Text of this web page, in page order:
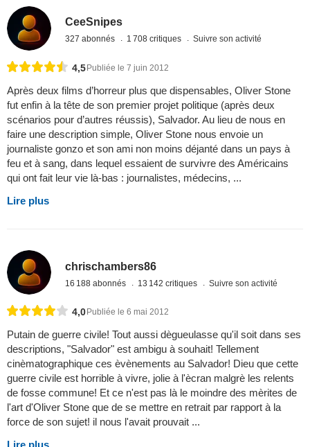
CeeSnipes
327 abonnés 1 708 critiques Suivre son activité
4,5 Publiée le 7 juin 2012
Après deux films d’horreur plus que dispensables, Oliver Stone
fut enfin à la tête de son premier projet politique (après deux
scénarios pour d’autres réussis), Salvador. Au lieu de nous en
faire une description simple, Oliver Stone nous envoie un
journaliste gonzo et son ami non moins déjanté dans un pays à
feu et à sang, dans lequel essaient de survivre des Américains
qui ont fait leur vie là-bas : journalistes, médecins, ...
Lire plus
chrischambers86
16 188 abonnés 13 142 critiques Suivre son activité
4,0 Publiée le 6 mai 2012
Putain de guerre civile! Tout aussi dègueulasse qu'il soit dans ses
descriptions, "Salvador" est ambigu à souhait! Tellement
cinèmatographique ces èvènements au Salvador! Dieu que cette
guerre civile est horrible à vivre, jolie à l'ècran malgrè les relents
de fosse commune! Et ce n'est pas là le moindre des mèrites de
l'art d'Oliver Stone que de se mettre en retrait par rapport à la
force de son sujet! il nous l'avait prouvait ...